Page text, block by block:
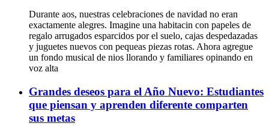
Durante aos, nuestras celebraciones de navidad no eran
exactamente alegres. Imagine una habitacin con papeles de
regalo arrugados esparcidos por el suelo, cajas despedazadas
y juguetes nuevos con pequeas piezas rotas. Ahora agregue
un fondo musical de nios llorando y familiares opinando en
voz alta
Grandes deseos para el Año Nuevo: Estudiantes
que piensan y aprenden diferente comparten
sus metas